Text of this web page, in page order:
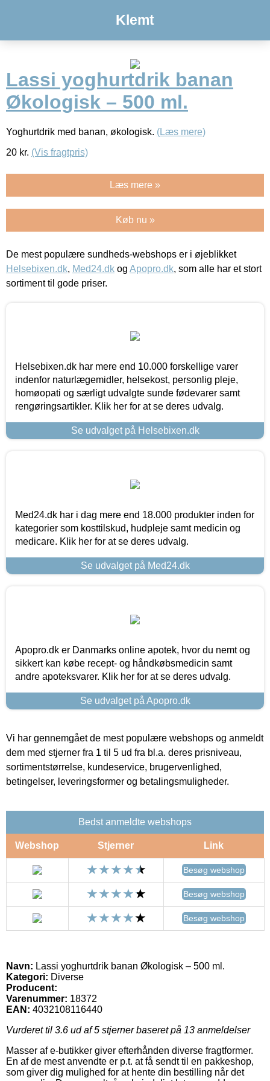
Klemt
Lassi yoghurtdrik banan
Økologisk – 500 ml.
Yoghurtdrik med banan, økologisk. (Læs mere)
20 kr. (Vis fragtpris)
Læs mere »
Køb nu »
De mest populære sundheds-webshops er i øjeblikket
Helsebixen.dk, Med24.dk og Apopro.dk, som alle har et stort
sortiment til gode priser.
Helsebixen.dk har mere end 10.000 forskellige varer
indenfor naturlægemidler, helsekost, personlig pleje,
homøopati og særligt udvalgte sunde fødevarer samt
rengøringsartikler. Klik her for at se deres udvalg.
Se udvalget på Helsebixen.dk
Med24.dk har i dag mere end 18.000 produkter inden for
kategorier som kosttilskud, hudpleje samt medicin og
medicare. Klik her for at se deres udvalg.
Se udvalget på Med24.dk
Apopro.dk er Danmarks online apotek, hvor du nemt og
sikkert kan købe recept- og håndkøbsmedicin samt
andre apoteksvarer. Klik her for at se deres udvalg.
Se udvalget på Apopro.dk
Vi har gennemgået de mest populære webshops og anmeldt
dem med stjerner fra 1 til 5 ud fra bl.a. deres prisniveau,
sortimentstørrelse, kundeservice, brugervenlighed,
betingelser, leveringsformer og betalingsmuligheder.
Bedst anmeldte webshops
Webshop Stjerner Link
Besøg webshop
Besøg webshop
Besøg webshop
Navn: Lassi yoghurtdrik banan Økologisk – 500 ml.
Kategori: Diverse
Producent:
Varenummer: 18372
EAN: 4032108116440
Vurderet til 3.6 ud af 5 stjerner baseret på 13 anmeldelser
Masser af e-butikker giver efterhånden diverse fragtformer.
En af de mest anvendte er p.t. at få sendt til en pakkeshop,
som giver dig mulighed for at hente din bestilling når det